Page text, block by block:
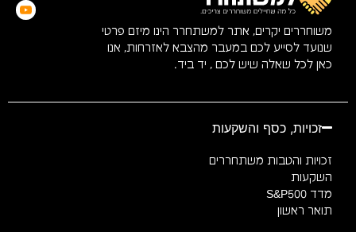
משוחררים יקרים, אתר למשתחרר הינו מיזם פרטי
שנועד לסייע לכם במעבר מהצבא לאזרחות, אנו
כאן לכל שאלה שיש לכם , יד ביד.
זכויות, כסף והשקעות
זכויות והטבות משתחררים
השקעות
מדד S&P500
תואר ראשון